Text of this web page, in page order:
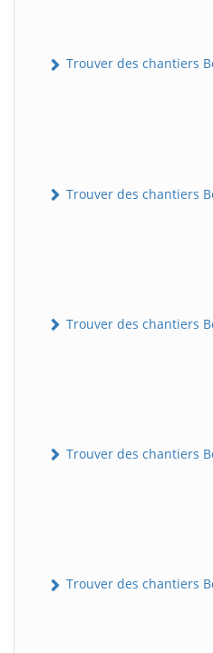
Trouver des chantiers
Trouver des chantiers
Trouver des chantiers
Trouver des chantiers
Trouver des chantiers